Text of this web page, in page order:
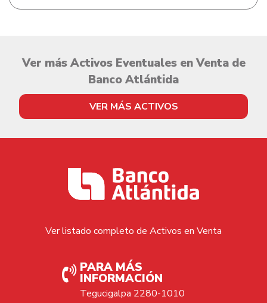
Ver más Activos Eventuales en Venta de
Banco Atlántida
VER MÁS ACTIVOS
Ver listado completo de Activos en Venta
PARA MÁS
INFORMACIÓN
Tegucigalpa 2280-1010